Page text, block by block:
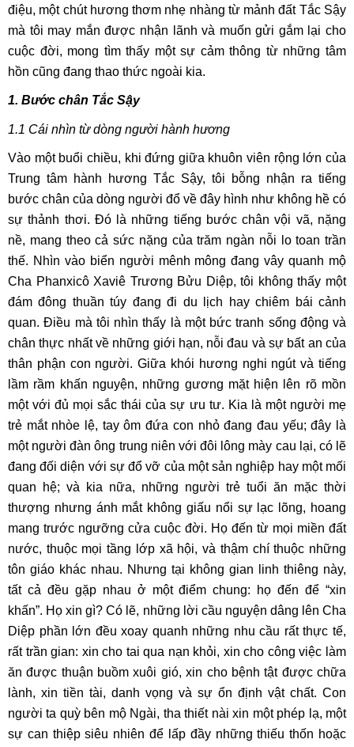
điệu, một chút hương thơm nhẹ nhàng từ mảnh đất Tắc Sậy
mà tôi may mắn được nhận lãnh và muốn gửi gắm lại cho
cuộc đời, mong tìm thấy một sự cảm thông từ những tâm
hồn cũng đang thao thức ngoài kia.
1. Bước chân Tắc Sậy
1.1 Cái nhìn từ dòng người hành hương
Vào một buổi chiều, khi đứng giữa khuôn viên rộng lớn của
Trung tâm hành hương Tắc Sậy, tôi bỗng nhận ra tiếng
bước chân của dòng người đổ về đây hình như không hề có
sự thảnh thơi. Đó là những tiếng bước chân vội vã, nặng
nề, mang theo cả sức nặng của trăm ngàn nỗi lo toan trần
thế. Nhìn vào biển người mênh mông đang vây quanh mộ
Cha Phanxicô Xaviê Trương Bửu Diệp, tôi không thấy một
đám đông thuần túy đang đi du lịch hay chiêm bái cảnh
quan. Điều mà tôi nhìn thấy là một bức tranh sống động và
chân thực nhất về những giới hạn, nỗi đau và sự bất an của
thân phận con người. Giữa khói hương nghi ngút và tiếng
lầm rầm khấn nguyện, những gương mặt hiện lên rõ mồn
một với đủ mọi sắc thái của sự ưu tư. Kia là một người mẹ
trẻ mắt nhòe lệ, tay ôm đứa con nhỏ đang đau yếu; đây là
một người đàn ông trung niên với đôi lông mày cau lại, có lẽ
đang đối diện với sự đổ vỡ của một sản nghiệp hay một mối
quan hệ; và kia nữa, những người trẻ tuổi ăn mặc thời
thượng nhưng ánh mắt không giấu nổi sự lạc lõng, hoang
mang trước ngưỡng cửa cuộc đời. Họ đến từ mọi miền đất
nước, thuộc mọi tầng lớp xã hội, và thậm chí thuộc những
tôn giáo khác nhau. Nhưng tại không gian linh thiêng này,
tất cả đều gặp nhau ở một điểm chung: họ đến để “xin
khấn”. Họ xin gì? Có lẽ, những lời cầu nguyện dâng lên Cha
Diệp phần lớn đều xoay quanh những nhu cầu rất thực tế,
rất trần gian: xin cho tai qua nạn khỏi, xin cho công việc làm
ăn được thuận buồm xuôi gió, xin cho bệnh tật được chữa
lành, xin tiền tài, danh vọng và sự ổn định vật chất. Con
người ta quỳ bên mộ Ngài, tha thiết nài xin một phép lạ, một
sự can thiệp siêu nhiên để lấp đầy những thiếu thốn hoặc